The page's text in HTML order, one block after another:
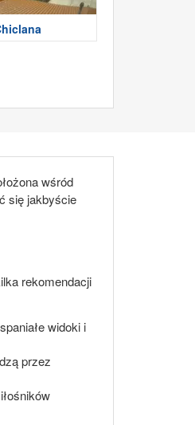
wśród
się jakbyście
rekomendacji
widoki i
przez